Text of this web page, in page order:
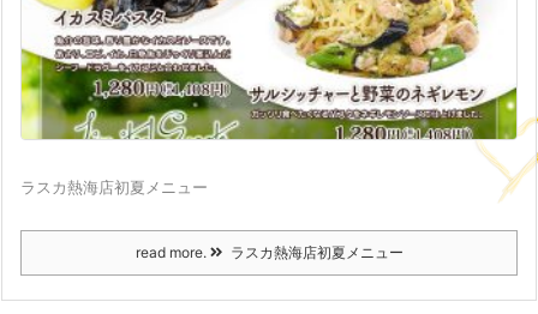
ラスカ熱海店初夏メニュー
read more. ラスカ熱海店初夏メニュー